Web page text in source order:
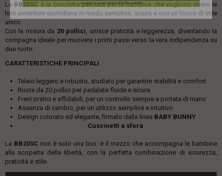
La BB20SC è la bicicletta pensata per le bambine che vogliono vivere le
loro avventure quotidiane in modo semplice, sicuro e con un tocco di stile
unico.
Con la misura da 20 pollici, unisce praticità e leggerezza, diventando la
compagna ideale per muovere i primi passi verso la vera indipendenza su
due ruote.
CARATTERISTICHE PRINCIPALI
Telaio leggero e robusto, studiato per garantire stabilità e comfort
Ruote da 20 pollici per pedalate fluide e sicure
Freni pratici e affidabili, per un controllo sempre a portata di mano
Assenza di cambio, per un utilizzo semplice e intuitivo
Design colorato ed elegante, firmato dalla linea BABY BUNNY
Cuscinetti a sfera
La BB20SCnon è solo una bici: è il mezzo che accompagna le bambine
alla scoperta della libertà, con la perfetta combinazione di sicurezza,
praticità e stile.